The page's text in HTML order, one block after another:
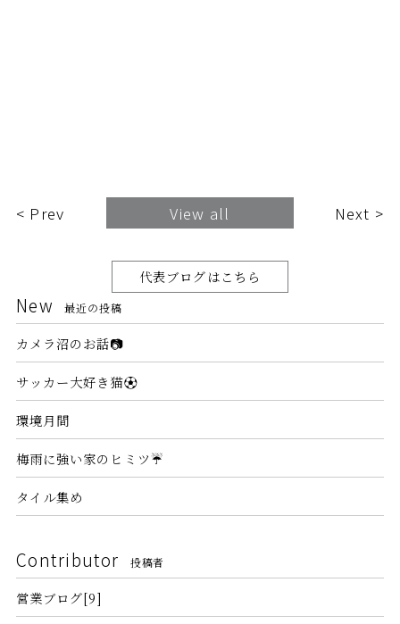
< Prev View all Next >
代表ブログはこちら
New 最近の投稿
カメラ沼のお話📷
サッカー大好き猫⚽
環境月間
梅雨に強い家のヒミツ☔
タイル集め
Contributor 投稿者
営業ブログ[9]